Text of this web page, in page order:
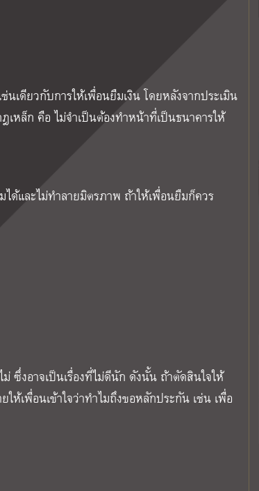
เดียวกับการให้เพื่อนยืมเงิน โดยหลังจากประเมิน
เหล็ก คือ ไม่จำเป็นต้องทำหน้าที่เป็นธนาคารให้
ได้และไม่ทำลายมิตรภาพ ถ้าให้เพื่อนยืมก็ควร
ซึ่งอาจเป็นเรื่องที่ไม่ดีนัก ดังนั้น ถ้าตัดสินใจให้
ห้เพื่อนเข้าใจว่าทำไมถึงขอหลักประกัน เช่น เพื่อ